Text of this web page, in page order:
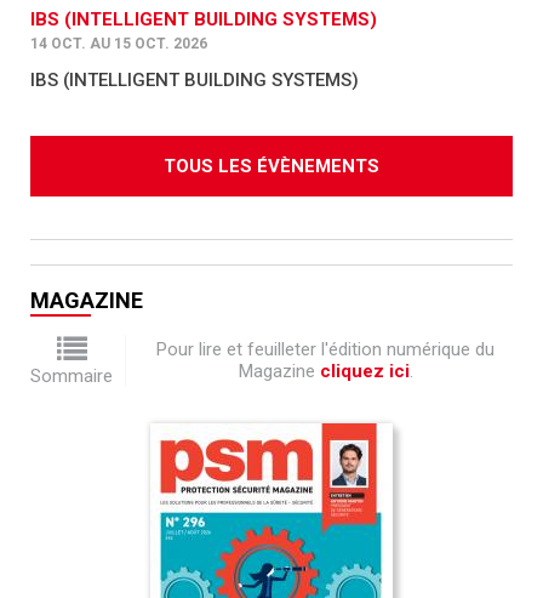
IBS (INTELLIGENT BUILDING SYSTEMS)
14 OCT. AU 15 OCT. 2026
IBS (INTELLIGENT BUILDING SYSTEMS)
TOUS LES ÉVÈNEMENTS
MAGAZINE
Sommaire
Pour lire et feuilleter l'édition numérique du
Magazine cliquez ici.